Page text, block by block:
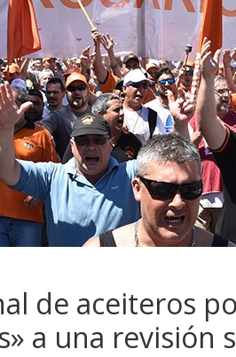
de aceiteros
a una revisión